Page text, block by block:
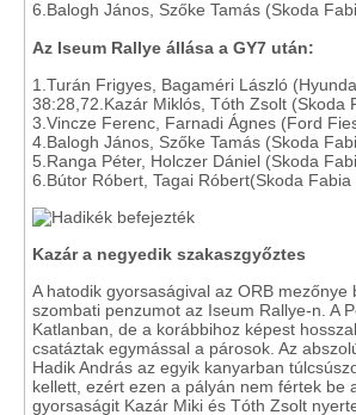
6.Balogh János, Szőke Tamás (Skoda
Az Iseum Rallye állása a GY7 után:
1.Turán Frigyes, Bagaméri László
38:28,72.Kazár Miklós, Tóth Zsolt (Skoda
3.Vincze Ferenc, Farnadi Ágnes (Ford
4.Balogh János, Szőke Tamás (Skoda
5.Ranga Péter, Holczer Dániel (Skoda
6.Bútor Róbert, Tagai Róbert(Skoda
Kazár a negyedik szakaszgyőztes
A hatodik gyorsaságival az ORB mezőnye
szombati penzumot az Iseum Rallye-n. A
Katlanban, de a korábbihoz képest
csatáztak egymással a párosok. Az
Hadik András az egyik kanyarban
kellett, ezért ezen a pályán nem fértek be
gyorsaságit Kazár Miki és Tóth Zsolt